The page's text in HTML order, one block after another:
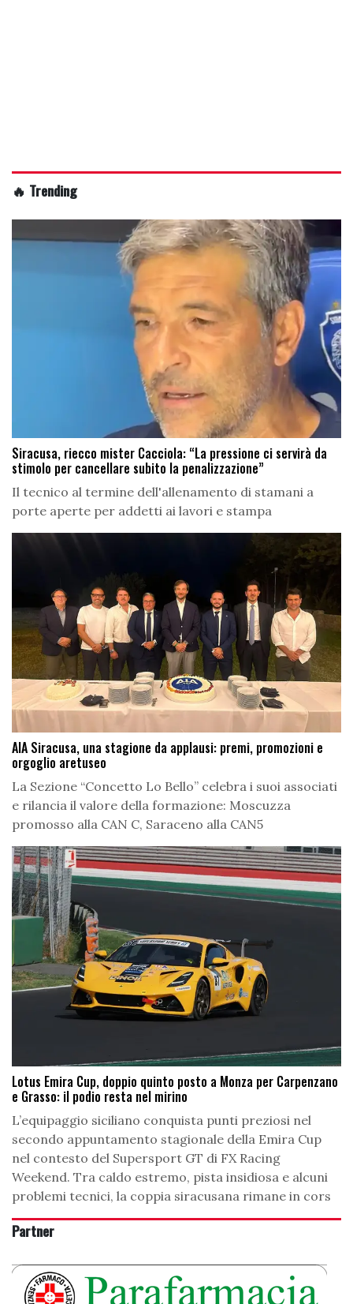
🔥 Trending
Siracusa, riecco mister Cacciola: “La pressione ci servirà da
stimolo per cancellare subito la penalizzazione”
Il tecnico al termine dell'allenamento di stamani a
porte aperte per addetti ai lavori e stampa
AIA Siracusa, una stagione da applausi: premi, promozioni e
orgoglio aretuseo
La Sezione “Concetto Lo Bello” celebra i suoi associati
e rilancia il valore della formazione: Moscuzza
promosso alla CAN C, Saraceno alla CAN5
Lotus Emira Cup, doppio quinto posto a Monza per Carpenzano
e Grasso: il podio resta nel mirino
L’equipaggio siciliano conquista punti preziosi nel
secondo appuntamento stagionale della Emira Cup
nel contesto del Supersport GT di FX Racing
Weekend. Tra caldo estremo, pista insidiosa e alcuni
problemi tecnici, la coppia siracusana rimane in cors
Partner